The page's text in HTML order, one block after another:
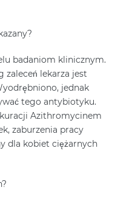
badaniom klinicznym.
zaleceń lekarza jest
jednak
tego antybiotyku.
Azithromycinem
zaburzenia pracy
dla kobiet ciężarnych